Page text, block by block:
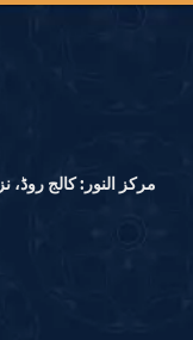
مرکز النور: کالج